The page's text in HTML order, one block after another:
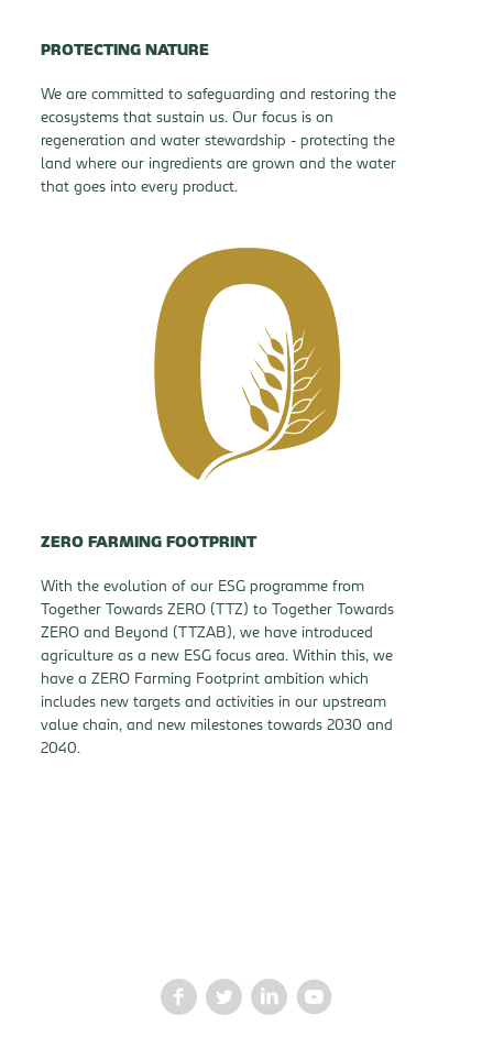
PROTECTING NATURE
We are committed to safeguarding and restoring the
ecosystems that sustain us. Our focus is on
regeneration and water stewardship - protecting the
land where our ingredients are grown and the water
that goes into every product.
ZERO FARMING FOOTPRINT
With the evolution of our ESG programme from
Together Towards ZERO (TTZ) to Together Towards
ZERO and Beyond (TTZAB), we have introduced
agriculture as a new ESG focus area. Within this, we
have a ZERO Farming Footprint ambition which
includes new targets and activities in our upstream
value chain, and new milestones towards 2030 and
2040.